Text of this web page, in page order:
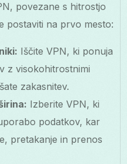
povezane s hitrostjo
postaviti na prvo mesto:
Iščite VPN, ki ponuja
z visokohitrostnimi
zakasnitev.
Izberite VPN, ki
podatkov, kar
pretakanje in prenos